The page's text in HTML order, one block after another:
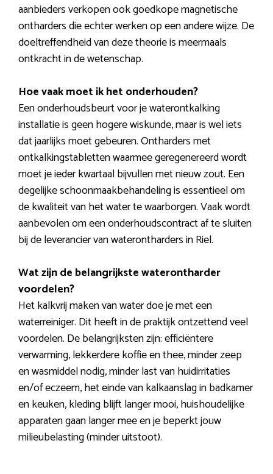
aanbieders verkopen ook goedkope magnetische
ontharders die echter werken op een andere wijze. De
doeltreffendheid van deze theorie is meermaals
ontkracht in de wetenschap.
Hoe vaak moet ik het onderhouden?
Een onderhoudsbeurt voor je waterontkalking
installatie is geen hogere wiskunde, maar is wel iets
dat jaarlijks moet gebeuren. Ontharders met
ontkalkingstabletten waarmee geregenereerd wordt
moet je ieder kwartaal bijvullen met nieuw zout. Een
degelijke schoonmaakbehandeling is essentieel om
de kwaliteit van het water te waarborgen. Vaak wordt
aanbevolen om een onderhoudscontract af te sluiten
bij de leverancier van waterontharders in Riel.
Wat zijn de belangrijkste waterontharder
voordelen?
Het kalkvrij maken van water doe je met een
waterreiniger. Dit heeft in de praktijk ontzettend veel
voordelen. De belangrijksten zijn: efficiëntere
verwarming, lekkerdere koffie en thee, minder zeep
en wasmiddel nodig, minder last van huidirritaties
en/of eczeem, het einde van kalkaanslag in badkamer
en keuken, kleding blijft langer mooi, huishoudelijke
apparaten gaan langer mee en je beperkt jouw
milieubelasting (minder uitstoot).